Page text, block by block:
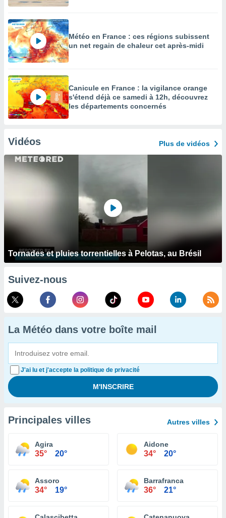
Météo en France : ces régions subissent
un net regain de chaleur cet après-midi
Canicule en France : la vigilance orange
s'étend déjà ce samedi à 12h, découvrez
les départements concernés
Vidéos Plus de vidéos
Tornades et pluies torrentielles à Pelotas, au Brésil
Suivez-nous
La Météo dans votre boîte mail
J'ai lu et j'accepte la politique de privacité
Principales villes Autres villes
Agira
35° 20°
Aidone
34° 20°
Assoro
34° 19°
Barrafranca
36° 21°